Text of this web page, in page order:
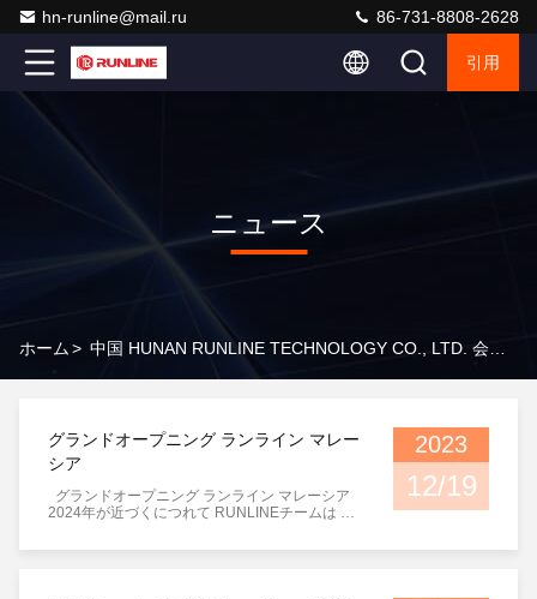
hn-runline@mail.ru 86-731-8808-2628
引用
ニュース
ホーム>
グランドオープニング ランライン マレー
シア
グランドオープニング ランライン マレーシア
2024年が近づくにつれて RUNLINEチームは 全
リーを セルランゴールのカジャング地区で オー
2023
12/19